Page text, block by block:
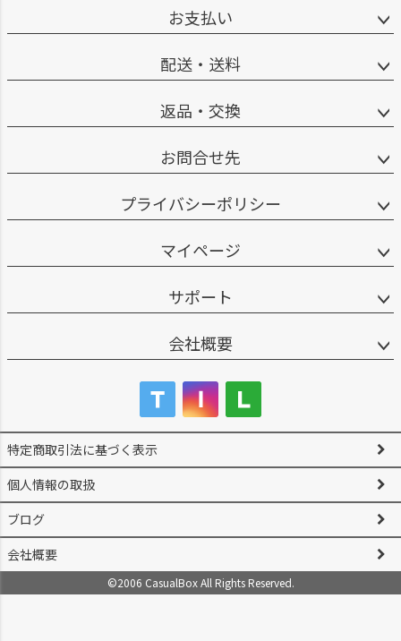
お支払い
配送・送料
返品・交換
お問合せ先
プライバシーポリシー
マイページ
サポート
会社概要
特定商取引法に基づく表示
個人情報の取扱
ブログ
会社概要
©2006 CasualBox All Rights Reserved.